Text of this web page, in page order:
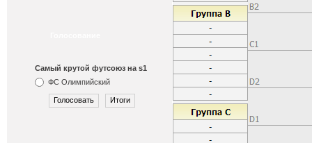
Самый крутой футсоюз на s1
ФС Олимпийский